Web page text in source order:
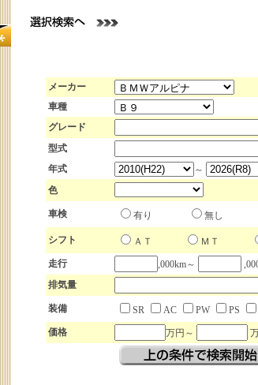
メーカー
車種
グレード
型式
年式
～
色
車検 有り 無し
シフト ＡＴ ＭＴ
走行
,000km～
排気量
装備 SR AC PW PS
価格
万円～